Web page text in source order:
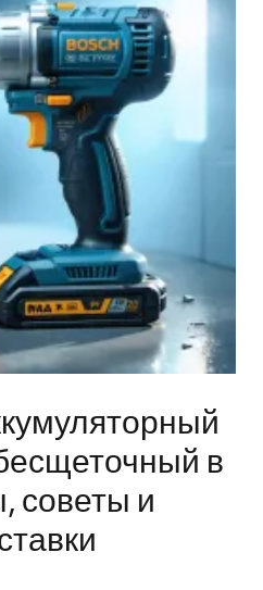
в
советы и